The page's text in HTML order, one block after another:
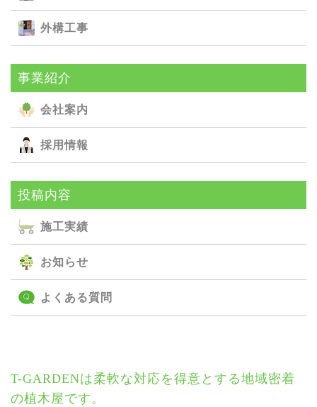
外構⼯事
事業紹介
会社案内
採用情報
投稿内容
施⼯実績
お知らせ
よくある質問
T-GARDENは柔軟な対応を得意とする地域密着
の植木屋です。